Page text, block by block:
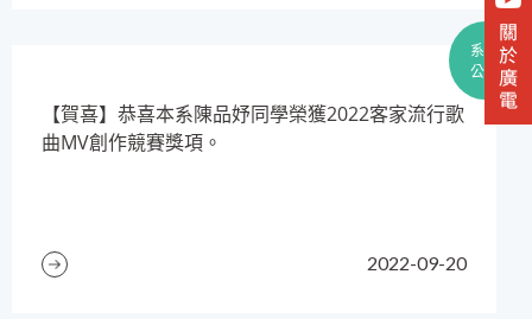
系所
公告
2022-09-20
【賀喜】恭喜本系陳品妤同學榮獲2022客家流行歌
曲MV創作競賽獎項。